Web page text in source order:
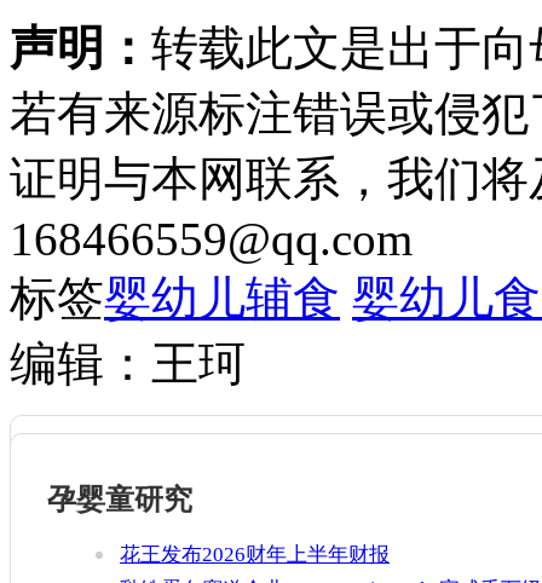
声明： 转载此文是出于
若有来源标注错误或侵
证明与本网联系，我们
168466559@qq.com
标签婴幼儿辅食 婴幼儿
编辑：王珂
孕婴童研究
花王发布2026财年上半年财报